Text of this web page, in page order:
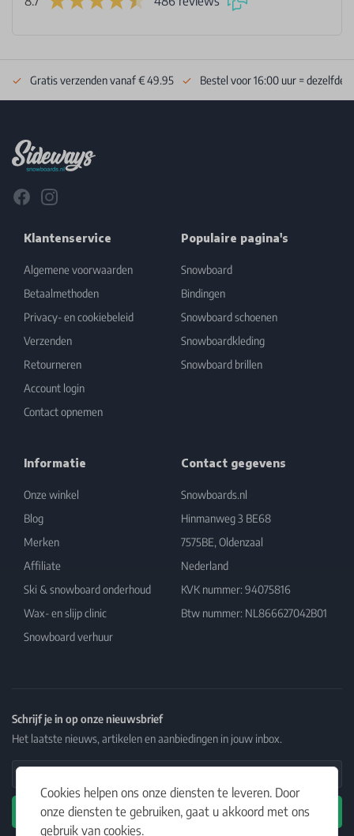
Cookies helpen ons onze diensten te leveren. Door
onze diensten te gebruiken, gaat u akkoord met ons
gebruik van cookies.
Gratis verzenden vanaf € 49.95 Bestel voor 16:00 uur = dezelfde
FacebookInstagram
Klantenservice
Algemene voorwaarden
Betaalmethoden
Privacy- en cookiebeleid
Verzenden
Retourneren
Account login
Contact opnemen
Populaire pagina's
Snowboard
Bindingen
Snowboard schoenen
Snowboardkleding
Snowboard brillen
Informatie
Onze winkel
Blog
Merken
Affiliate
Ski & snowboard onderhoud
Wax- en slijp clinic
Snowboard verhuur
Contact gegevens
Snowboards.nl
Hinmanweg 3 BE68
7575BE, Oldenzaal
Nederland
KVK nummer: 94075816
Btw nummer: NL866627042B01
Schrijf je in op onze nieuwsbrief
Het laatste nieuws, artikelen en aanbiedingen in jouw inbox.
Email Address
Abonneren